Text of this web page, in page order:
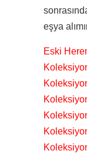
eşya
Eski